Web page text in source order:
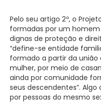
Pelo seu artigo 2º, o
formadas por um
dignas de proteção e
“define-se entidade
formado a partir da
mulher, por meio de
ainda por comunidade
seus descendentes”.
por pessoas do mesmo